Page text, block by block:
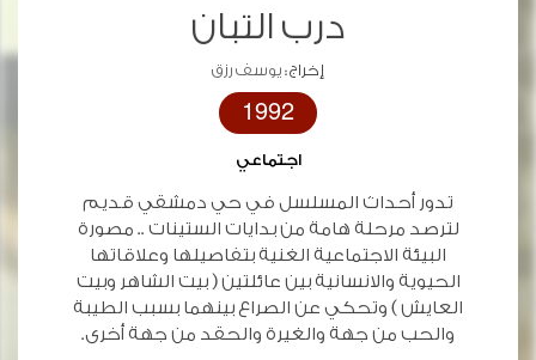
درب التبان
إخراج :يوسف رزق
1992
اجتماعي
تدور أحداث المسلسل في حي دمشقي قديم
لترصد مرحلة هامة من بدايات الستينات .. مصورة
البيئة الاجتماعية الغنية بتفاصيلها وعلاقاتها
الحيوية والانسانية بين عائلتين ( بيت الشاهر وبيت
العايش ) وتحكي عن الصراع بينهما بسبب الطيبة
والحب من جهة والغيرة والحقد من جهة أخرى.